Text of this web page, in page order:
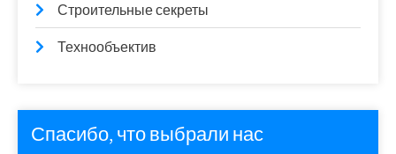
Строительные секреты
Технообъектив
Спасибо, что выбрали нас